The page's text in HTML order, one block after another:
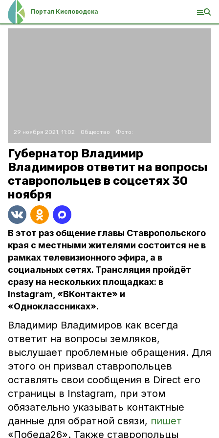
Портал Кисловодска
29 ноября 2021, 11:02 Общество Фото:
Губернатор Владимир
Владимиров ответит на вопросы
ставропольцев в соцсетях 30
ноября
В этот раз общение главы Ставропольского
края с местными жителями состоится не в
рамках телевизионного эфира, а в
социальных сетях. Трансляция пройдёт
сразу на нескольких площадках: в
Instagram, «ВКонтакте» и
«Одноклассниках».
Владимир Владимиров как всегда
ответит на вопросы земляков,
выслушает проблемные обращения. Для
этого он призвал ставропольцев
оставлять свои сообщения в Direct его
страницы в Instagram, при этом
обязательно указывать контактные
данные для обратной связи, пишет
«Победа26». Также ставропольцы